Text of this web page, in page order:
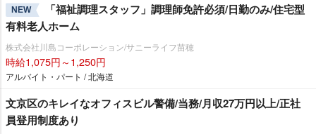
NEW
「福祉調理スタッフ」調理師免許必須/日勤のみ/住宅型
有料老人ホーム
株式会社川島コーポレーション/サニーライフ苗穂
時給1,075円～1,250円
アルバイト・パート / 北海道
文京区のキレイなオフィスビル警備/当務/月収27万円以上/正社
員登用制度あり